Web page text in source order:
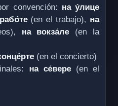
convención: на у́лице
(en el trabajo), на
на вокза́ле (en la
(en el concierto)
на се́вере(en el